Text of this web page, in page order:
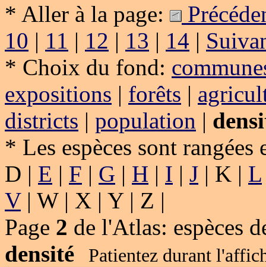
* Aller à la page:
10 | 11 | 12 | 13 | 14 |
* Choix du fond:
expositions | forêts |
districts | population |
* Les espèces sont
D | E | F | G | H | I | J | K | L
V| W | X | Y | Z |
Page 2 de l'Atlas: espèces
densité Patientez durant